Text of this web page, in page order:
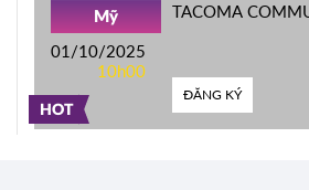
HOT
Mỹ
01/10/2025
10h00
TACOMA
ĐĂNG KÝ